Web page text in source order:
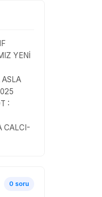
YENİ
ASLA
:
CALCI-
0 soru